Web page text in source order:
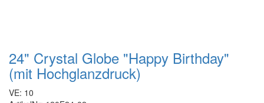
24" Crystal Globe "Happy Birthday"
(mit Hochglanzdruck)
VE: 10